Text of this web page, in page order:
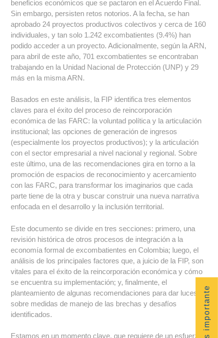
beneficios económicos que se pactaron en el Acuerdo Final.
Sin embargo, persisten retos notorios. A la fecha, se han
aprobado 24 proyectos productivos colectivos y cerca de 160
individuales, y tan solo 1.242 excombatientes (9.4%) han
podido acceder a un proyecto. Adicionalmente, según la ARN,
para abril de este año, 701 excombatientes se encontraban
trabajando en la Unidad Nacional de Protección (UNP) y 29
más en la misma ARN.
Basados en este análisis, la FIP identifica tres elementos
claves para el éxito del proceso de reincorporación
económica de las FARC: la voluntad política y la articulación
institucional; las opciones de generación de ingresos
(especialmente los proyectos productivos); y la articulación
con el sector empresarial a nivel nacional y regional. Sobre
este último, una de las recomendaciones gira en torno a la
promoción de espacios de reconocimiento y acercamiento
con las FARC, para transformar los imaginarios que cada
parte tiene de la otra y buscar construir una nueva narrativa
enfocada en el desarrollo y la inclusión territorial.
Este documento se divide en tres secciones: primero, una
revisión histórica de otros procesos de integración a la
economía formal de excombatientes en Colombia; luego, el
análisis de los principales factores que, a juicio de la FIP, son
vitales para el éxito de la reincorporación económica y cómo
se encuentra su implementación; y, finalmente, el
planteamiento de algunas recomendaciones para dar luces
sobre medidas de manejo de las brechas y desafíos
identificados.
Estamos en un momento clave, que requiere de un esfuerzo